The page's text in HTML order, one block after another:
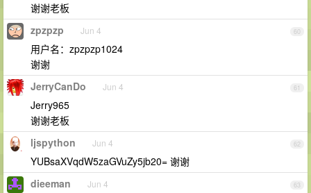
谢谢老板
60
zpzpzp Jun 4
用户名：zpzpzp1024
谢谢
61
JerryCanDo Jun 4
Jerry965
谢谢老板
62
ljspython Jun 4
YUBsaXVqdW5zaGVuZy5jb20= 谢谢
63
dieeman Jun 4